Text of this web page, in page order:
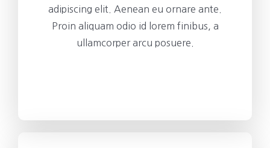
adipiscing elit. Aenean eu ornare ante.
Proin aliquam odio id lorem finibus, a
ullamcorper arcu posuere.